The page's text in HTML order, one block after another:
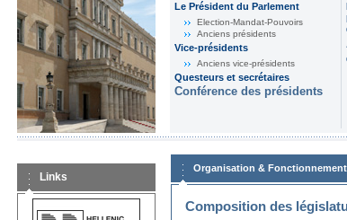
Le Président du Parlement
Election-Mandat-Pouvoirs
Anciens présidents
Vice-présidents
Anciens vice-présidents
Questeurs et secrétaires
Conférence des présidents
Links
Organisation & Fonctionnement
Composition des